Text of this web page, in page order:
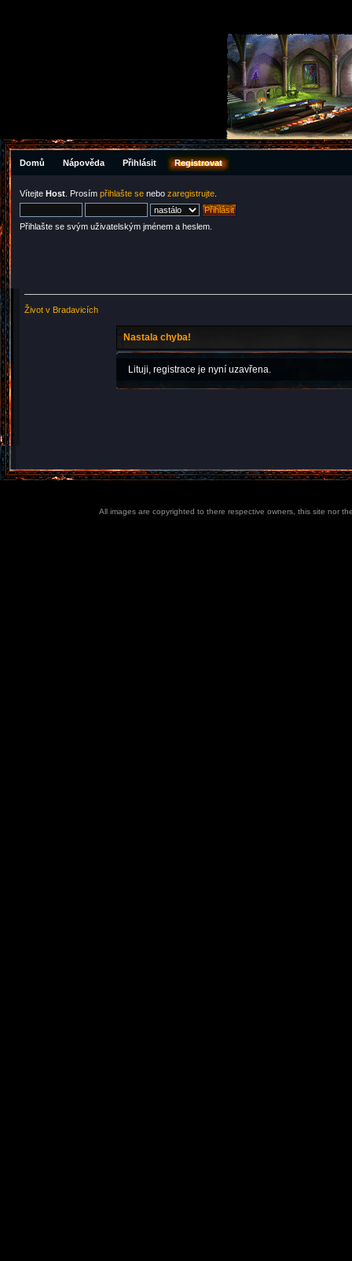
Domů Nápověda Přihlásit Registrovat
Vítejte Host . Prosím přihlašte se nebo zaregistrujte
Přihlašte se svým uživatelským jménem a heslem.
Život v Bradavicích
Nastala chyba!
Lituji, registrace je nyní uzavřena.
All images are copyrighted to there respective owners, this site nor